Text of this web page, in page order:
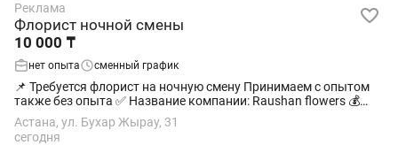
Реклама
Флорист ночной смены
10 000 ₸
нет опыта сменный график
📌 Требуется флорист на ночную смену Принимаем с опытом
также без опыта ✅ Название компании: Raushan flowers 💰
Зарплата: 12000 тг с опытом за смену 10000 тг без опыта 📅
График работы: с 20:00...
Астана, ул. Бухар Жырау, 31
сегодня